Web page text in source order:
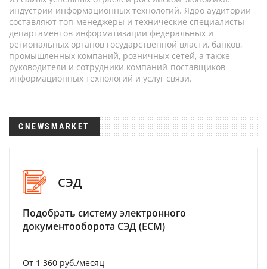
индустрии информационных технологий. Ядро аудитории
составляют топ-менеджеры и технические специалисты
департаментов информатизации федеральных и
региональных органов государственной власти, банков,
промышленных компаний, розничных сетей, а также
руководители и сотрудники компаний-поставщиков
информационных технологий и услуг связи.
CNEWSMARKET
СЭД
Подобрать систему электронного
документооборота СЭД (ECM)
От 1 360 руб./месяц